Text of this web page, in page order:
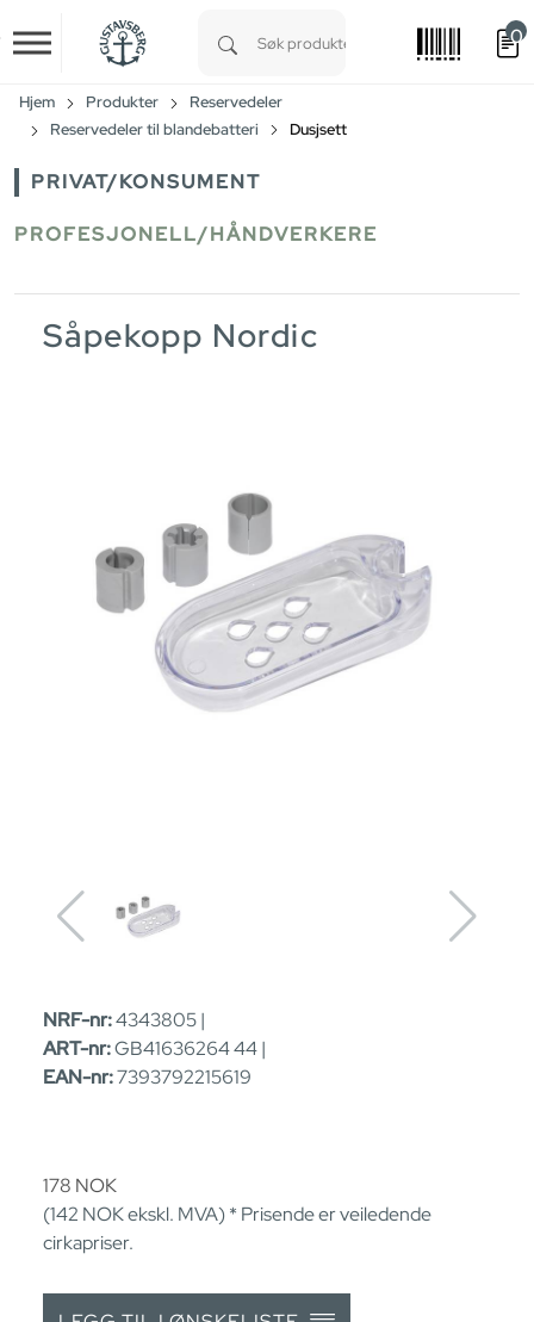
Skip to main content
0
Hjem Produkter
Reservedeler
Reservedeler til blandebatteri
Dusjsett
PRIVAT/KONSUMENT
PROFESJONELL/HÅNDVERKERE
Såpekopp Nordic
NRF-nr:4343805 |
ART-nr:GB41636264 44 |
EAN-nr:7393792215619
178 NOK
(142 NOKekskl. MVA) * Prisende er veiledende
cirkapriser.